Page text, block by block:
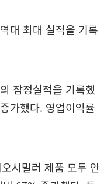
대 최대 실적을 기록
잠정실적을 기록했
가했다. 영업이익률
시밀러 제품 모두 안